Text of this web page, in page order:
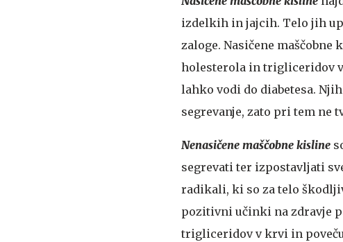
izdelkih in jajcih. Telo jih
zaloge. Nasičene
holesterola in trigliceridov
lahko vodi do diabetesa.
segrevanje, zato pri tem
Nenasičene maščobne kisline
segrevati ter izpostavljati
radikali, ki so za telo
pozitivni učinki na zdravje
trigliceridov v krvi in